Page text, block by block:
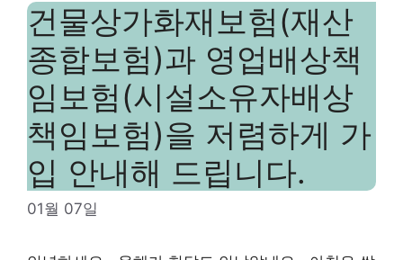
건물상가화재보험(재산
종합보험)과 영업배상책
임보험(시설소유자배상
책임보험)을 저렴하게 가
입 안내해 드립니다.
01월 07일